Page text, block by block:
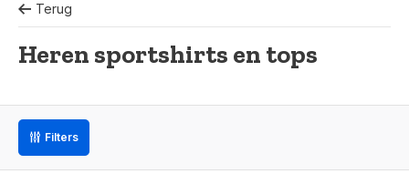
Terug
Heren sportshirts en tops
Filters